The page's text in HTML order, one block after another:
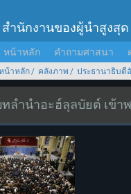
สำนักงานของผู้นำสูงสุด
หน้าหลัก คำถามศาสนา
น้าหลัก คลังภาพ ประธานาธิบดี
ลำนำอะฮ์ลุลบัยต์ เข้